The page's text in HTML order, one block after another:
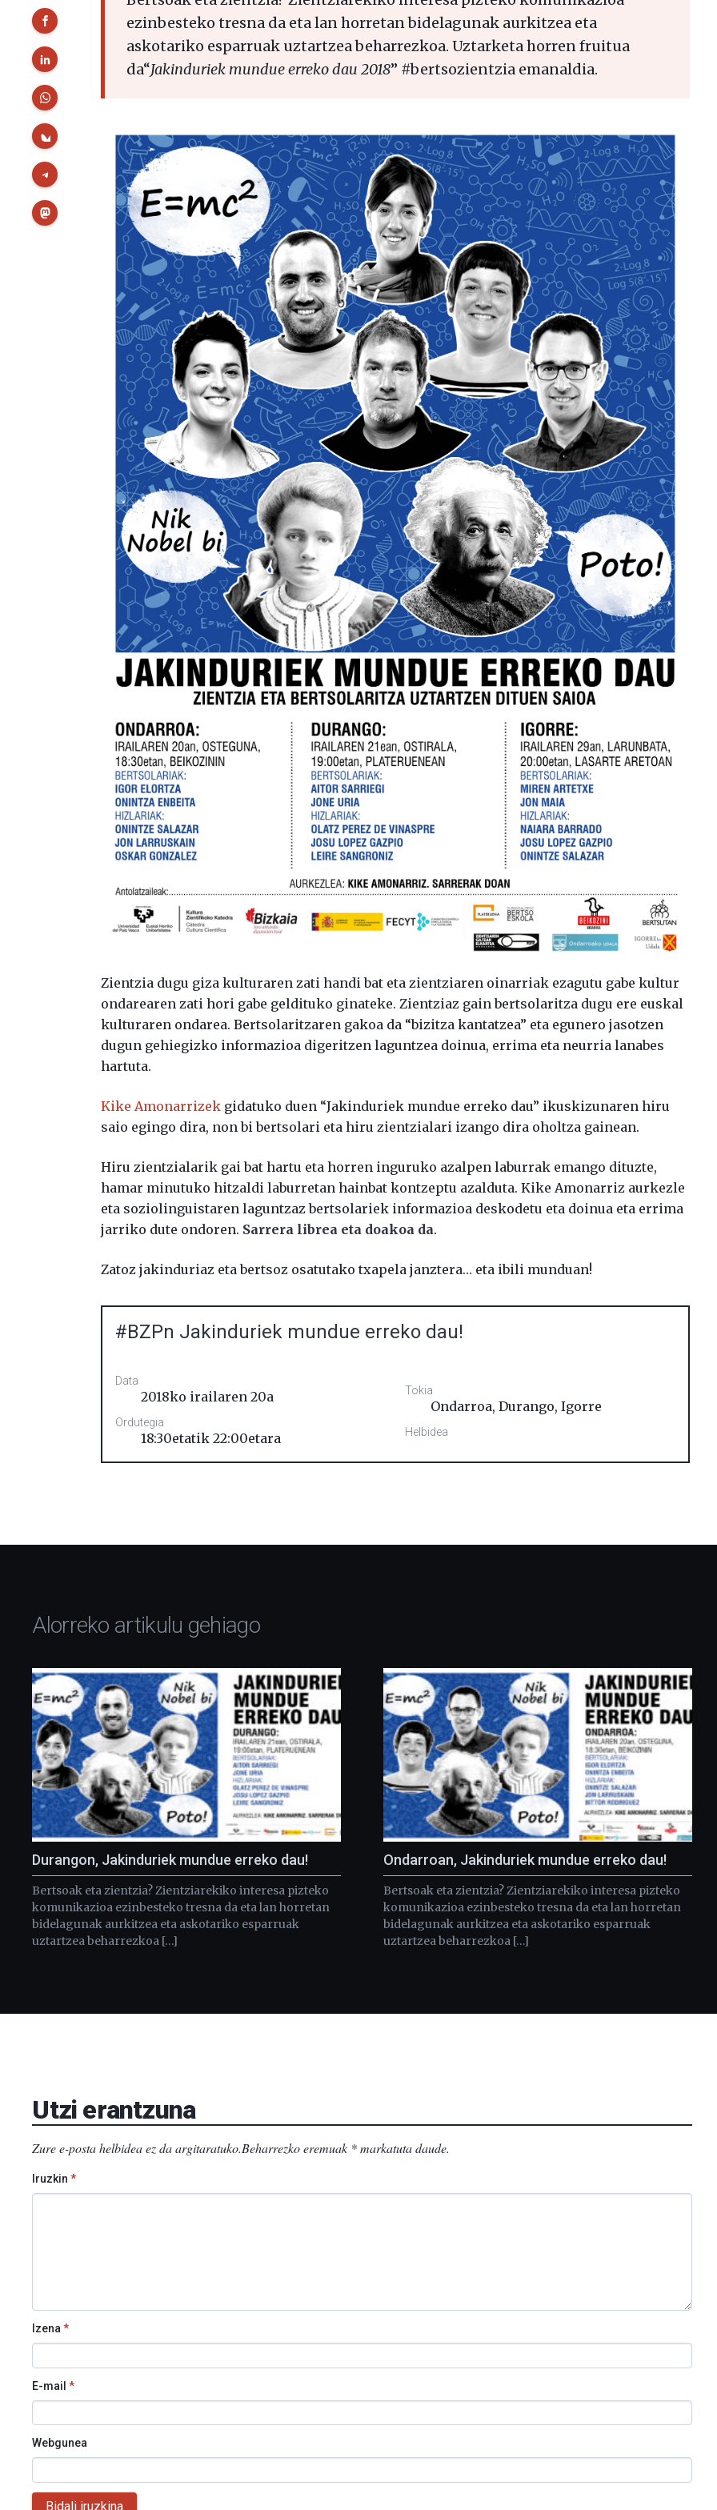
ezinbesteko tresna da eta lan horretan bidelagunak aurkitzea eta
askotariko esparruak uztartzea beharrezkoa. Uztarketa horren fruitua
da“Jakinduriek mundue erreko dau 2018” #bertsozientzia emanaldia.
Zientzia dugu giza kulturaren zati handi bat eta zientziaren oinarriak ezagutu gabe kultur
ondarearen zati hori gabe geldituko ginateke. Zientziaz gain bertsolaritza dugu ere euskal
kulturaren ondarea. Bertsolaritzaren gakoa da “bizitza kantatzea” eta egunero jasotzen
dugun gehiegizko informazioa digeritzen laguntzea doinua, errima eta neurria lanabes
hartuta.
Kike Amonarrizek gidatuko duen “Jakinduriek mundue erreko dau” ikuskizunaren hiru
saio egingo dira, non bi bertsolari eta hiru zientzialari izango dira oholtza gainean.
Hiru zientzialarik gai bat hartu eta horren inguruko azalpen laburrak emango dituzte,
hamar minutuko hitzaldi laburretan hainbat kontzeptu azalduta. Kike Amonarriz aurkezle
eta soziolinguistaren laguntzaz bertsolariek informazioa deskodetu eta doinua eta errima
jarriko dute ondoren. Sarrera librea eta doakoa da.
Zatoz jakinduriaz eta bertsoz osatutako txapela janztera… eta ibili munduan!
#BZPn Jakinduriek mundue erreko dau!
Data
2018ko irailaren 20a
Ordutegia
18:30etatik 22:00etara
Tokia
Ondarroa, Durango, Igorre
Helbidea
Alorreko artikulu gehiago
Durangon, Jakinduriek mundue erreko dau!
Bertsoak eta zientzia? Zientziarekiko interesa pizteko
komunikazioa ezinbesteko tresna da eta lan horretan
bidelagunak aurkitzea eta askotariko esparruak
uztartzea beharrezkoa […]
Ondarroan, Jakinduriek mundue erreko dau!
Bertsoak eta zientzia? Zientziarekiko interesa pizteko
komunikazioa ezinbesteko tresna da eta lan horretan
bidelagunak aurkitzea eta askotariko esparruak
uztartzea beharrezkoa […]
Utzi erantzuna
Zure e-posta helbidea ez da argitaratuko.Beharrezko eremuak *markatuta daude.
Iruzkin*
Izena*
E-mail*
Webgunea
Bidali iruzkina